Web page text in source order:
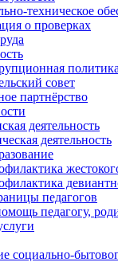
техническое
о проверках
политика
совет
партнёрство
деятельность
деятельность
педагогов
педагогу,
социально-